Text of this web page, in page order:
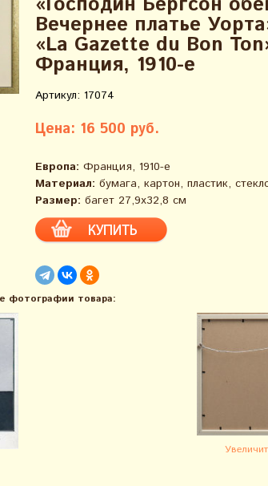
Вечернее платье
«La Gazette du Bon
Франция, 1910-е
Артикул: 17074
Цена: 16 500 руб.
Европа: Франция, 1910-е
Материал: бумага, картон, пластик,
Размер: багет 27,9х32,8 см
фотографии товара: